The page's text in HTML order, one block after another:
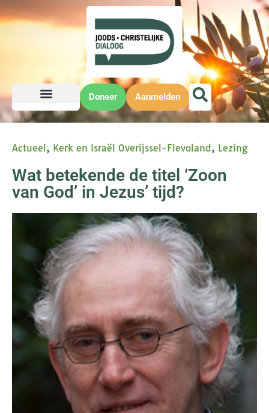
Doneer Aanmelden
Actueel , Kerk en Israël Overijssel-Flevoland, Lezing
Wat betekende de titel ‘Zoon
van God’ in Jezus’ tijd?